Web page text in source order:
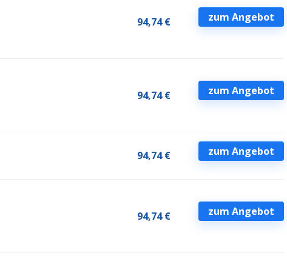
94,74 € zum Angebot
94,74 € zum Angebot
94,74 € zum Angebot
94,74 € zum Angebot